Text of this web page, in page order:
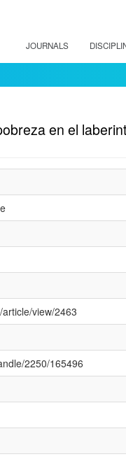
JOURNALS
en el
view/2463
2250/165496